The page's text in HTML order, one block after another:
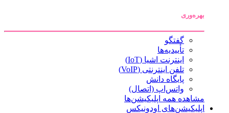
بهره‌وری
گفتگو
تأییدیه‌ها
اینترنت اشیا (IoT)
تلفن اینترنتی (VoIP)
پایگاه دانش
واتس‌اپ (اتصال)
مشاهده همه اپلیکیشن‌ها
اپلیکیشن‌های اودونیکس